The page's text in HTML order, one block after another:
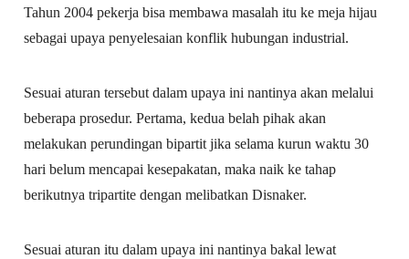
Tahun 2004 pekerja bisa membawa masalah itu ke meja hijau
sebagai upaya penyelesaian konflik hubungan industrial.
Sesuai aturan tersebut dalam upaya ini nantinya akan melalui
beberapa prosedur. Pertama, kedua belah pihak akan
melakukan perundingan bipartit jika selama kurun waktu 30
hari belum mencapai kesepakatan, maka naik ke tahap
berikutnya tripartite dengan melibatkan Disnaker.
Sesuai aturan itu dalam upaya ini nantinya bakal lewat